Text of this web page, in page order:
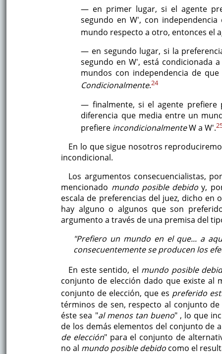
— en primer lugar, si el agente
segundo en W', con
mundo respecto a otro, entonces el
— en segundo lugar, si la
segundo en W', está condicionada
mundos con independencia de
Condicionalmente.24
— finalmente, si el agente prefiere
diferencia que media entre un
prefiere incondicionalmenteW a W'.
En lo que sigue nosotros
incondicional.
Los argumentos consecuencialistas,
mencionado mundo posible debido y,
escala de preferencias del juez, dicho
hay alguno o algunos que son
argumento a través de una premisa del
"Prefiero un mundo en el que... a
consecuentemente se producen los
En este sentido, el mundo posible
conjunto de elección dado que existe al
conjunto de elección, que es preferido
términos de sen, respecto al conjunto
éste sea "al menos tan bueno" , lo que
de los demás elementos del conjunto de
de elección" para el conjunto de
no al mundo posible debido como el